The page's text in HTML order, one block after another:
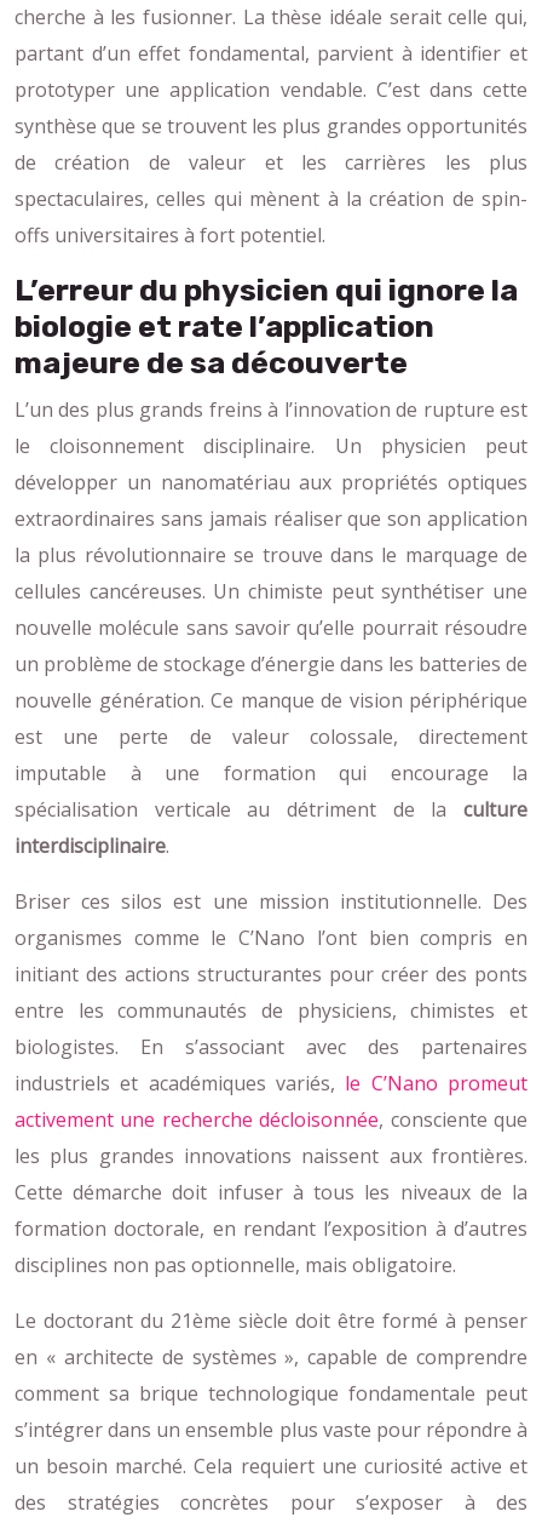
cherche à les fusionner. La thèse idéale serait celle qui,
partant d’un effet fondamental, parvient à identifier et
prototyper une application vendable. C’est dans cette
synthèse que se trouvent les plus grandes opportunités
de création de valeur et les carrières les plus
spectaculaires, celles qui mènent à la création de spin-
offs universitaires à fort potentiel.
L’erreur du physicien qui ignore la
biologie et rate l’application
majeure de sa découverte
L’un des plus grands freins à l’innovation de rupture est
le cloisonnement disciplinaire. Un physicien peut
développer un nanomatériau aux propriétés optiques
extraordinaires sans jamais réaliser que son application
la plus révolutionnaire se trouve dans le marquage de
cellules cancéreuses. Un chimiste peut synthétiser une
nouvelle molécule sans savoir qu’elle pourrait résoudre
un problème de stockage d’énergie dans les batteries de
nouvelle génération. Ce manque de vision périphérique
est une perte de valeur colossale, directement
imputable à une formation qui encourage la
spécialisation verticale au détriment de la culture
interdisciplinaire.
Briser ces silos est une mission institutionnelle. Des
organismes comme le C’Nano l’ont bien compris en
initiant des actions structurantes pour créer des ponts
entre les communautés de physiciens, chimistes et
biologistes. En s’associant avec des partenaires
industriels et académiques variés, le C’Nano promeut
activement une recherche décloisonnée, consciente que
les plus grandes innovations naissent aux frontières.
Cette démarche doit infuser à tous les niveaux de la
formation doctorale, en rendant l’exposition à d’autres
disciplines non pas optionnelle, mais obligatoire.
Le doctorant du 21ème siècle doit être formé à penser
en « architecte de systèmes », capable de comprendre
comment sa brique technologique fondamentale peut
s’intégrer dans un ensemble plus vaste pour répondre à
un besoin marché. Cela requiert une curiosité active et
des stratégies concrètes pour s’exposer à des